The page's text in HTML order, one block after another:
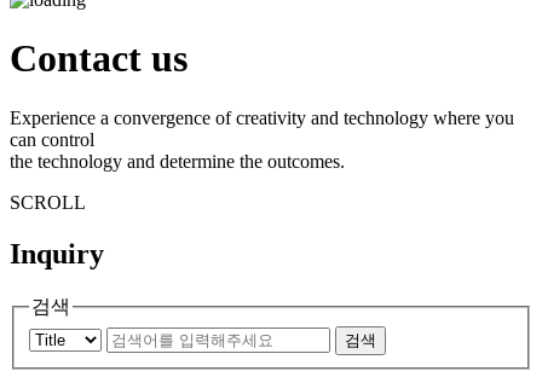
Contact us
Experience a convergence of creativity and technology where you
can control
the technology and determine the outcomes.
SCROLL
Inquiry
검색